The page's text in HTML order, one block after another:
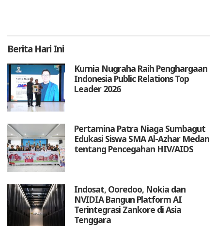
Berita Hari Ini
Kurnia Nugraha Raih Penghargaan
Indonesia Public Relations Top
Leader 2026
Pertamina Patra Niaga Sumbagut
Edukasi Siswa SMA Al-Azhar Medan
tentang Pencegahan HIV/AIDS
Indosat, Ooredoo, Nokia dan
NVIDIA Bangun Platform AI
Terintegrasi Zankore di Asia
Tenggara